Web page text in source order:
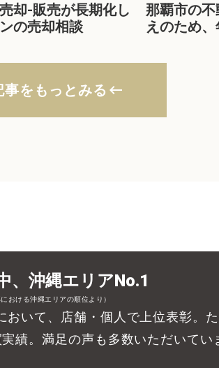
却-販売が長期化し
の売却相談
那覇市の
えのため
事をもっとみる keyboard_backspace
、沖縄エリアNo.1
おける沖縄エリアの順位より）
おいて、店舗・個人で上位表彰。
績。満足の声も多数いただいてい